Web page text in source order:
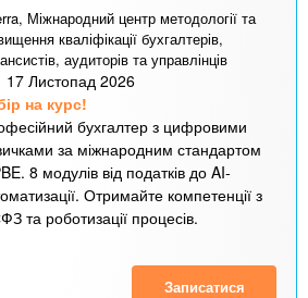
Міжнародний центр методології та
кваліфікації бухгалтерів,
аудиторів та управлінців
17 Листопад 2026
на курс!
бухгалтер з цифровими
за міжнародним стандартом
8 модулів від податків до AI-
Отримайте компетенції з
та роботизації процесів.
Записатися